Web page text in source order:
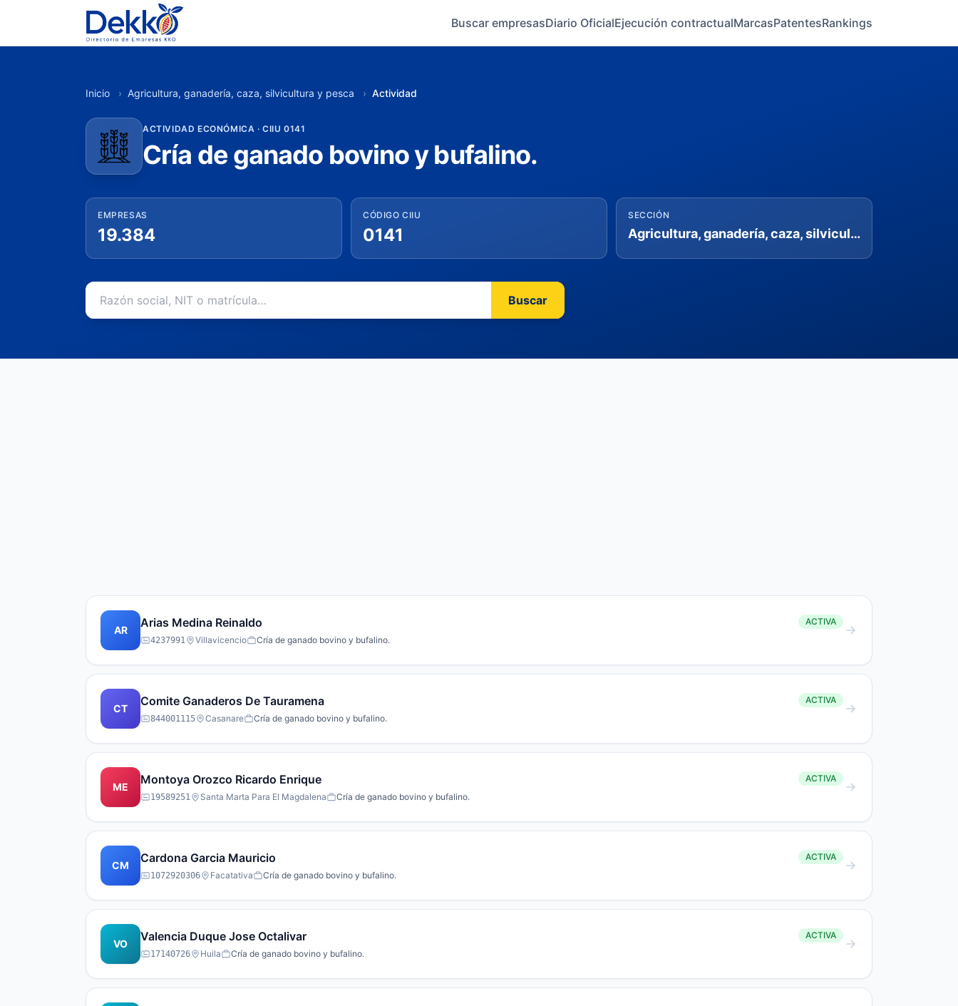
Buscar empresasDiario OficialEjecución contractualMarcasPatentesRankings
Inicio › Agricultura, ganadería, caza, silvicultura y pesca › Actividad
ACTIVIDAD ECONÓMICA · CIIU 0141
Cría de ganado bovino y bufalino.
EMPRESAS
19.384
CÓDIGO CIIU
0141
SECCIÓN
Agricultura, ganadería, caza, silvicultura y pesca
Buscar
AR
Arias Medina Reinaldo ACTIVA
4237991 Villavicencio Cría de ganado bovino y bufalino.
CT
Comite Ganaderos De Tauramena ACTIVA
844001115 Casanare Cría de ganado bovino y bufalino.
ME
Montoya Orozco Ricardo Enrique ACTIVA
19589251 Santa Marta Para El Magdalena Cría de ganado bovino y bufalino.
CM
Cardona Garcia Mauricio ACTIVA
1072920306 Facatativa Cría de ganado bovino y bufalino.
VO
Valencia Duque Jose Octalivar ACTIVA
17140726 Huila Cría de ganado bovino y bufalino.